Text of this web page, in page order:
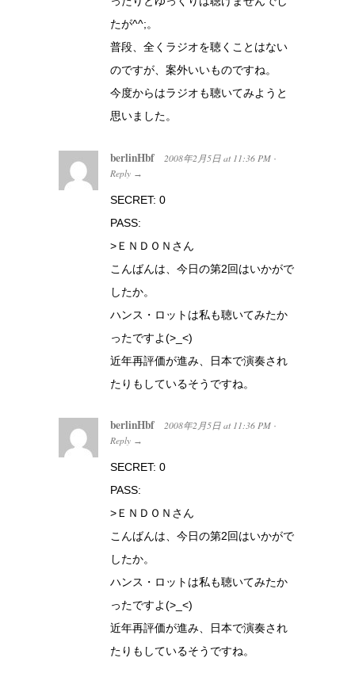
たが^^;。
普段、全くラジオを聴くことはない
のですが、案外いいものですね。
今度からはラジオも聴いてみようと
思いました。
berlinHbf 2008年2月5日 at 11:36 PM ·
Reply →
SECRET: 0
PASS:
>ＥＮＤＯＮさん
こんばんは、今日の第2回はいかがで
したか。
ハンス・ロットは私も聴いてみたか
ったですよ(>_<)
近年再評価が進み、日本で演奏され
たりもしているそうですね。
berlinHbf 2008年2月5日 at 11:36 PM ·
Reply →
SECRET: 0
PASS:
>ＥＮＤＯＮさん
こんばんは、今日の第2回はいかがで
したか。
ハンス・ロットは私も聴いてみたか
ったですよ(>_<)
近年再評価が進み、日本で演奏され
たりもしているそうですね。